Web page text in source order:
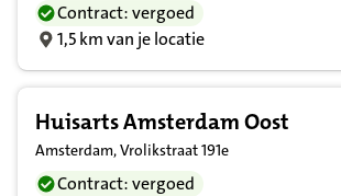
Contract: vergoed
1,5 km van je locatie
Huisarts Amsterdam Oost
Amsterdam, Vrolikstraat 191e
Contract: vergoed